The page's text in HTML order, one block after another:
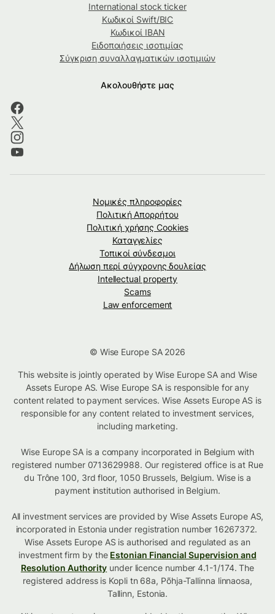
International stock ticker
Κωδικοί Swift/BIC
Κωδικοί IBAN
Ειδοποιήσεις ισοτιμίας
Σύγκριση συναλλαγματικών ισοτιμιών
Ακολουθήστε μας
Νομικές πληροφορίες
Πολιτική Απορρήτου
Πολιτική χρήσης Cookies
Καταγγελίες
Τοπικοί σύνδεσμοι
Δήλωση περί σύγχρονης δουλείας
Intellectual property
Scams
Law enforcement
© Wise Europe SA 2026
This website is jointly operated by Wise Europe SA and Wise
Assets Europe AS. Wise Europe SA is responsible for any
content related to payment services. Wise Assets Europe AS is
responsible for any content related to investment services,
including marketing.
Wise Europe SA is a company incorporated in Belgium with
registered number 0713629988. Our registered office is at Rue
du Trône 100, 3rd floor, 1050 Brussels, Belgium. Wise is a
payment institution authorised in Belgium.
All investment services are provided by Wise Assets Europe AS,
incorporated in Estonia under registration number 16267372.
Wise Assets Europe AS is authorised and regulated as an
investment firm by the Estonian Financial Supervision and
Resolution Authority under licence number 4.1-1/174. The
registered address is Kopli tn 68a, Põhja-Tallinna linnaosa,
Tallinn, Estonia.